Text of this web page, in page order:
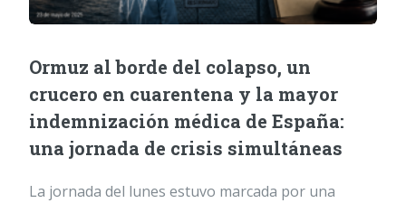
Ormuz al borde del colapso, un
crucero en cuarentena y la mayor
indemnización médica de España:
una jornada de crisis simultáneas
La jornada del lunes estuvo marcada por una